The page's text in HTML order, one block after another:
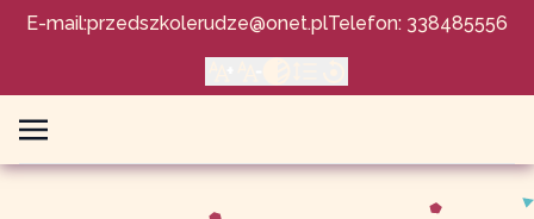
E-mail:przedszkolerudze@onet.plTelefon: 338485556